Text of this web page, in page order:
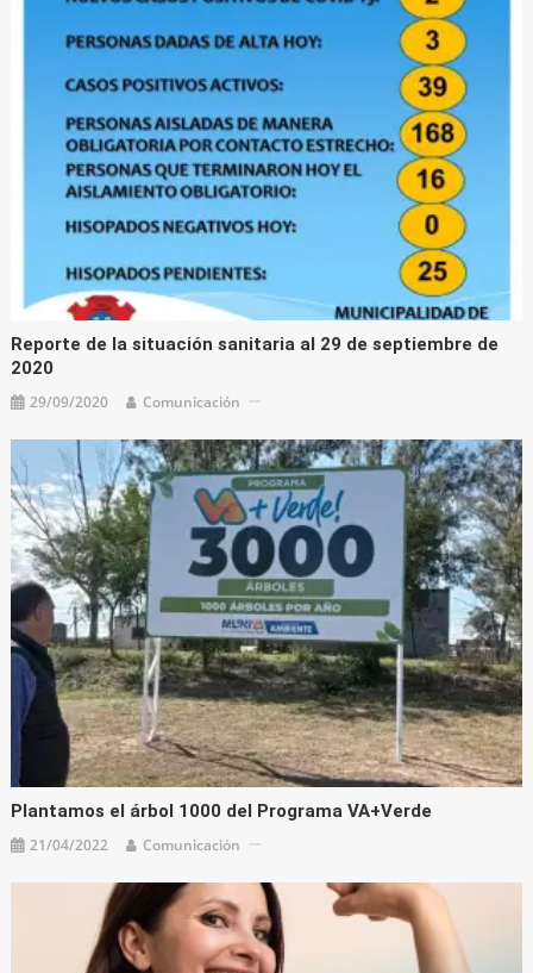
Reporte de la situación sanitaria al 29 de septiembre de
2020
29/09/2020 Comunicación
Plantamos el árbol 1000 del Programa VA+Verde
21/04/2022 Comunicación